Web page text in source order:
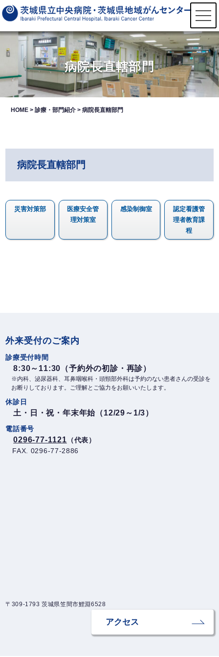
t
o
g
g
l
e
n
a
v
a
病院長直轄部門
HOME >診療・部門紹介 >病院長直轄部門
病院長直轄部門
災害対策部
医療安全管
理対策室
感染制御室
認定看護管
理者教育課
程
外来受付のご案内
診療受付時間
8:30～11:30（予約外の初診・再診）
※内科、泌尿器科、耳鼻咽喉科・頭頸部外科は予約のない患者さんの受診を
お断りしております。ご理解とご協力をお願いいたします。
休診日
土・日・祝・年末年始（12/29～1/3）
電話番号
0296-77-1121 （代表）
FAX. 0296-77-2886
〒309-1793 茨城県笠間市鯉淵6528
アクセス